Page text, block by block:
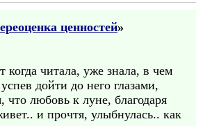
ценностей»
читала, уже знала, в чем
дойти до него глазами,
что любовь к луне, благодаря
и прочтя, улыбнулась.. как